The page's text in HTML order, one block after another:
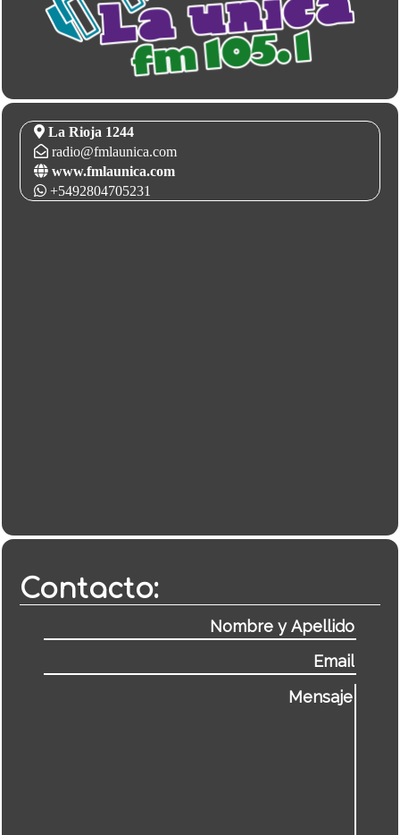
La Rioja 1244
radio@fmlaunica.com
www.fmlaunica.com
+5492804705231
Contacto: